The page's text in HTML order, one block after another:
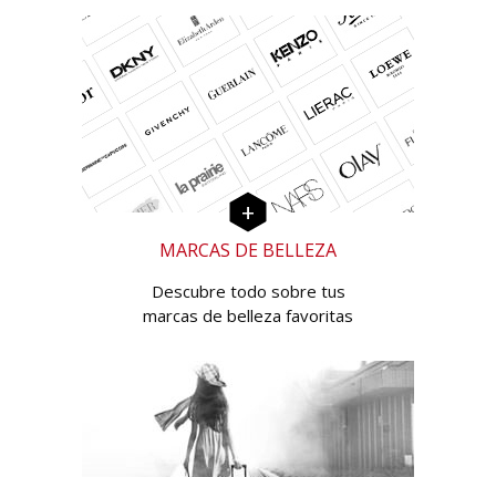
MARCAS DE BELLEZA
Descubre todo sobre tus
marcas de belleza favoritas